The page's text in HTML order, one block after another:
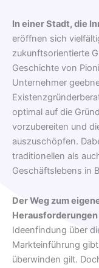
In einer Stadt, die
eröffnen sich
zukunftsorientierte
Geschichte von
Unternehmer
optimal auf die
vorzubereiten und
auszuschöpfen.
traditionellen als
Geschäftslebens in
Der Weg zum
Ideenfindung über
Markteinführung
überwinden gilt.